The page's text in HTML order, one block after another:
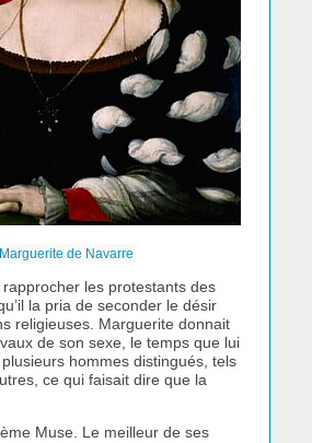
Marguerite de Navarre
les protestants des
la pria de seconder le désir
religieuses. Marguerite donnait
de son sexe, le temps que lui
hommes distingués, tels
ce qui faisait dire que la
Muse. Le meilleur de ses